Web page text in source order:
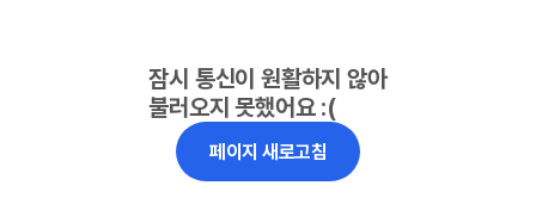
잠시 통신이 원활하지 않아
불러오지 못했어요 :(
페이지 새로고침